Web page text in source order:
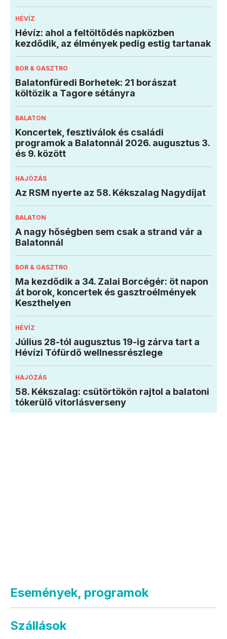
HÉVÍZ
Hévíz: ahol a feltöltődés napközben
kezdődik, az élmények pedig estig tartanak
BOR & GASZTRO
Balatonfüredi Borhetek: 21 borászat
költözik a Tagore sétányra
BALATON
Koncertek, fesztiválok és családi
programok a Balatonnál 2026. augusztus 3.
és 9. között
HAJÓZÁS
Az RSM nyerte az 58. Kékszalag Nagydíjat
BALATON
A nagy hőségben sem csak a strand vár a
Balatonnál
BOR & GASZTRO
Ma kezdődik a 34. Zalai Borcégér: öt napon
át borok, koncertek és gasztroélmények
Keszthelyen
HÉVÍZ
Július 28-tól augusztus 19-ig zárva tart a
Hévízi Tófürdő wellnessrészlege
HAJÓZÁS
58. Kékszalag: csütörtökön rajtol a balatoni
tókerülő vitorlásverseny
Események, programok
Szállások